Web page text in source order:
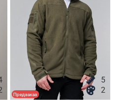
Предзаказ
5
2